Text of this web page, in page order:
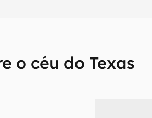
o céu do Texas
tech!
notícias e reviews sobre tecnologia